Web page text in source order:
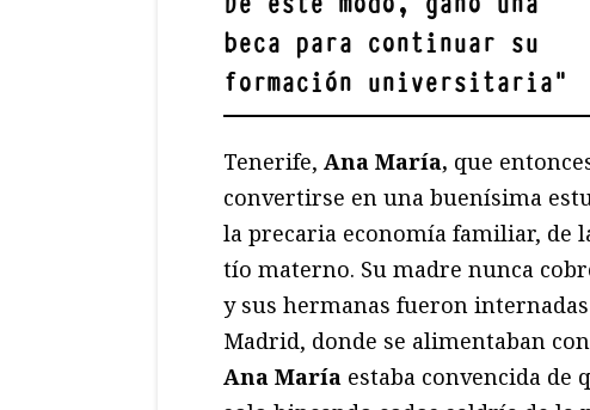
beca para continuar su
formación universitaria"
Tenerife, Ana María, que
convertirse en una buenísima
la precaria economía familiar, de
tío materno. Su madre nunca
y sus hermanas fueron
Madrid, donde se alimentaban
Ana María estaba convencida de